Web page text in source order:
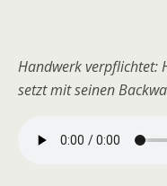
Handwerk verpflichtet:
setzt mit seinen